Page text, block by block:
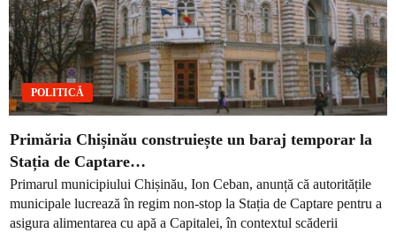
POLITICĂ
Primăria Chișinău construiește un baraj temporar la
Stația de Captare…
Primarul municipiului Chișinău, Ion Ceban, anunță că autoritățile
municipale lucrează în regim non-stop la Stația de Captare pentru a
asigura alimentarea cu apă a Capitalei, în contextul scăderii